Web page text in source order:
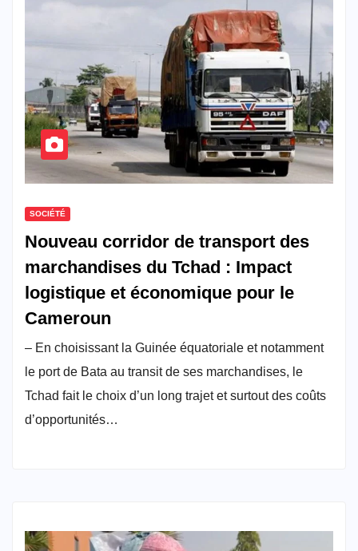
SOCIÉTÉ
Nouveau corridor de transport des
marchandises du Tchad : Impact
logistique et économique pour le
Cameroun
– En choisissant la Guinée équatoriale et notamment
le port de Bata au transit de ses marchandises, le
Tchad fait le choix d’un long trajet et surtout des coûts
d’opportunités…